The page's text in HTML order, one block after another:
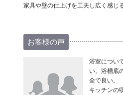
家具や壁の仕上げを工夫し広く感じ
お客様の声
浴室につい
い。浴槽底
全で良い。
キッチンの